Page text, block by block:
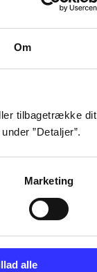
Om
tilbagetrække dit
”Detaljer”.
Marketing
alle